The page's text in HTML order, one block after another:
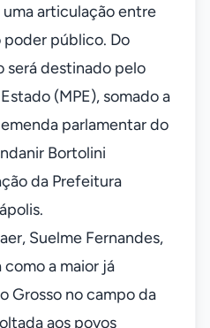
articulação entre
público. Do
será destinado pelo
(MPE), somado a
parlamentar do
Bortolini
da Prefeitura
Suelme Fernandes,
a maior já
Grosso no campo da
aos povos